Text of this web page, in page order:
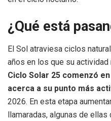
¿Qué está
El Sol atraviesa ciclos
años en los que su actividad
Ciclo Solar 25 comenzó
acerca a su punto más
2026. En esta etapa
llamaradas, algunas de ellas